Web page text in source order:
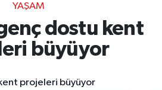
YAŞAM
dostu kent
büyüyor
Vakitleri
Yoğunluk Haritası